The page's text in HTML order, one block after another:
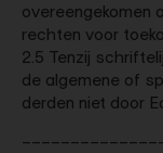
overeengekomen
rechten voor
2.5 Tenzij
de algemene of
derden niet door